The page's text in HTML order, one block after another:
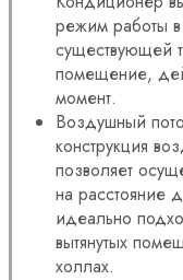
режим работы в
существующей
помещение,
момент.
Воздушный
конструкция
позволяет
на расстояние
идеально
вытянутых
холлах.